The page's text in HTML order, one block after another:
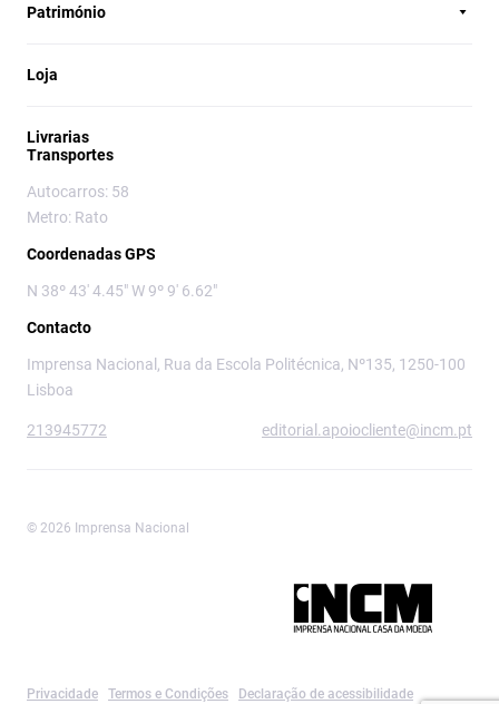
Património
Loja
Livrarias
Transportes
Autocarros: 58
Metro: Rato
Coordenadas GPS
N 38º 43' 4.45" W 9º 9' 6.62"
Contacto
Imprensa Nacional, Rua da Escola Politécnica, Nº135, 1250-100
Lisboa
213945772 editorial.apoiocliente@incm.pt
© 2026 Imprensa Nacional
Privacidade Termos e Condições Declaração de acessibilidade